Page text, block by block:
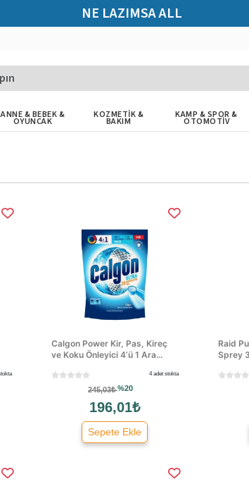
NE LAZIMSA ALL
ANNE & BEBEK &
OYUNCAK
KOZMETİK &
BAKIM
KAMP & SPOR &
OTOMOTİV
Calgon Power Kir, Pas, Kireç
ve Koku Önleyici 4’ü 1 Ara...
4 adet stokta
245,03₺%20
196,01₺
Sepete Ekle
Raid
Sprey